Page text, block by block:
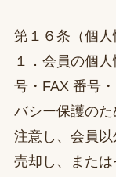
第１６条（個人
１．会員の個
号・FAX 番号
バシー保護の
注意し、会員
売却し、また